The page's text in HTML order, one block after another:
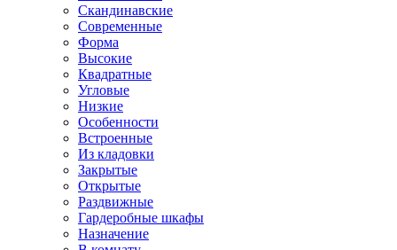
Скандинавские
Современные
Форма
Высокие
Квадратные
Угловые
Низкие
Особенности
Встроенные
Из кладовки
Закрытые
Открытые
Раздвижные
Гардеробные шкафы
Назначение